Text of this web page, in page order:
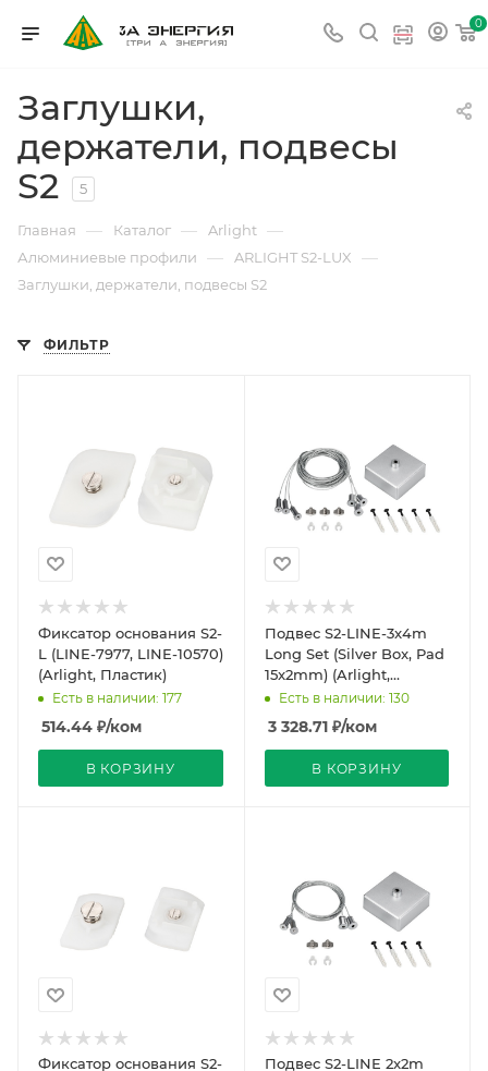
0
Заглушки,
держатели, подвесы
S2
5
Главная — Каталог — Arlight —
Алюминиевые профили — ARLIGHT S2-LUX —
Заглушки, держатели, подвесы S2
ФИЛЬТР
Фиксатор основания S2-
L (LINE-7977, LINE-10570)
(Arlight, Пластик)
Есть в наличии: 177
514.44 ₽/ком
В КОРЗИНУ
Подвес S2-LINE-3x4m
Long Set (Silver Box, Pad
15x2mm) (Arlight,
Металл)
Есть в наличии: 130
3 328.71₽/ком
В КОРЗИНУ
Фиксатор основания S2-
Подвес S2-LINE 2x2m